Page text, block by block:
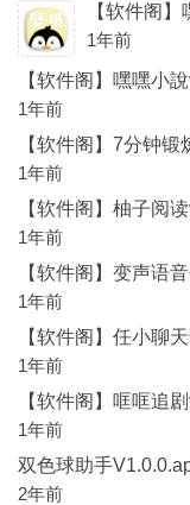
【软件阁
1年前
【软件阁】嘿嘿小
1年前
【软件阁】7分钟
1年前
【软件阁】柚子阅
1年前
【软件阁】变声语
1年前
【软件阁】任小聊
1年前
【软件阁】哐哐追
1年前
双色球助手
2年前